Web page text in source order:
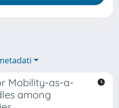
Mobility-as-a-
among